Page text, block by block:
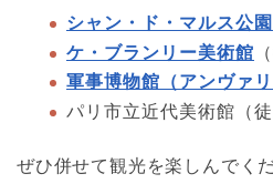
シャン・ド・マルス公園
ケ・ブランリー美術館
軍事博物館（アンヴァリ
パリ市立近代美術館（徒
ぜひ併せて観光を楽しんでく